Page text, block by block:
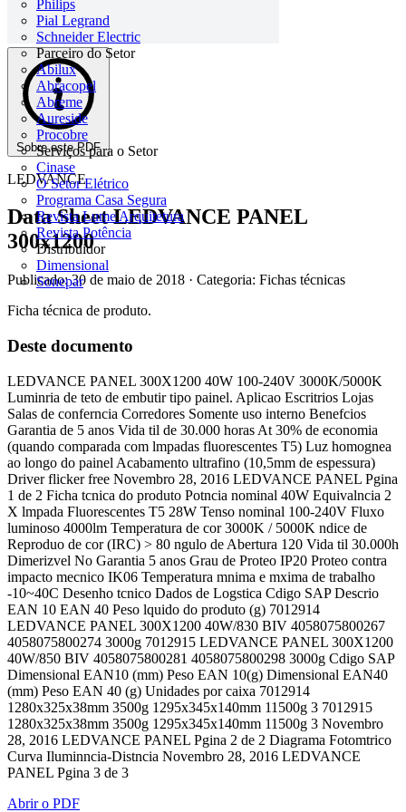
Philips
Pial Legrand
Schneider Electric
Parceiro do Setor
Abilux
Abracopel
Abreme
Aureside
Procobre
Serviços para o Setor
Cinase
O Setor Elétrico
Programa Casa Segura
Revista Lume Arquitetura
Revista Potência
Distribuidor
Dimensional
Sonepar
Sobre este PDF
LEDVANCE
Data Sheet LEDVANCE PANEL
300x1200
Publicado: 30 de maio de 2018 · Categoria: Fichas técnicas
Ficha técnica de produto.
Deste documento
LEDVANCE PANEL 300X1200 40W 100-240V 3000K/5000K
Luminria de teto de embutir tipo painel. Aplicao Escritrios Lojas
Salas de conferncia Corredores Somente uso interno Benefcios
Garantia de 5 anos Vida til de 30.000 horas At 30% de economia
(quando comparada com lmpadas fluorescentes T5) Luz homognea
ao longo do painel Acabamento ultrafino (10,5mm de espessura)
Driver flicker free Novembro 28, 2016 LEDVANCE PANEL Pgina
1 de 2 Ficha tcnica do produto Potncia nominal 40W Equivalncia 2
X lmpada Fluorescentes T5 28W Tenso nominal 100-240V Fluxo
luminoso 4000lm Temperatura de cor 3000K / 5000K ndice de
Reproduo de cor (IRC) > 80 ngulo de Abertura 120 Vida til 30.000h
Dimerizvel No Garantia 5 anos Grau de Proteo IP20 Proteo contra
impacto mecnico IK06 Temperatura mnima e mxima de trabalho
-10~40C Desenho tcnico Dados de Logstica Cdigo SAP Descrio
EAN 10 EAN 40 Peso lquido do produto (g) 7012914
LEDVANCE PANEL 300X1200 40W/830 BIV 4058075800267
4058075800274 3000g 7012915 LEDVANCE PANEL 300X1200
40W/850 BIV 4058075800281 4058075800298 3000g Cdigo SAP
Dimensional EAN10 (mm) Peso EAN 10(g) Dimensional EAN40
(mm) Peso EAN 40 (g) Unidades por caixa 7012914
1280x325x38mm 3500g 1295x345x140mm 11500g 3 7012915
1280x325x38mm 3500g 1295x345x140mm 11500g 3 Novembro
28, 2016 LEDVANCE PANEL Pgina 2 de 2 Diagrama Fotomtrico
Curva Iluminncia-Distncia Novembro 28, 2016 LEDVANCE
PANEL Pgina 3 de 3
Abrir o PDF